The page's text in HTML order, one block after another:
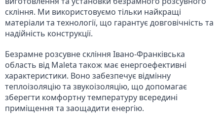
скління. Ми використовуємо тільки найкращі
матеріали та технології, що гарантує довговічність та
надійність конструкції.
Безрамне розсувне скління Івано-Франківська
область від Maleta також має енергоефективні
характеристики. Воно забезпечує відмінну
теплоізоляцію та звукоізоляцію, що допомагає
зберегти комфортну температуру всередині
приміщення та заощадити енергію.